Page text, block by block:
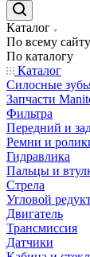
Каталог
По всему сайту
По каталогу
Каталог
Cилосные
Запчасти
Фильтра
Передний и
Ремни и
Гидравлика
Пальцы и
Стрела
Угловой
Двигатель
Трансмиссия
Датчики